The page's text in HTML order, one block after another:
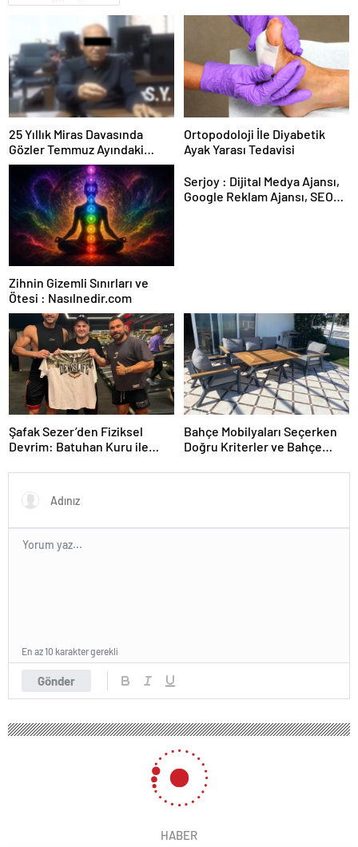
25 Yıllık Miras Davasında
Gözler Temmuz Ayındaki
Karar Duruşmasına Çevrildi
Ortopodoloji İle Diyabetik
Ayak Yarası Tedavisi
Zihnin Gizemli Sınırları ve
Ötesi : Nasılnedir.com
Serjoy : Dijital Medya Ajansı,
Google Reklam Ajansı, SEO
Şafak Sezer’den Fiziksel
Devrim: Batuhan Kuru ile
Bahçe Mobilyaları Seçerken
Doğru Kriterler ve Bahçe
Gönder
En az 10 karakter gerekli
HABER